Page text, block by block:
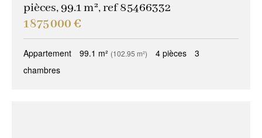
pièces, 99.1 m², ref 85466332
1 875 000 €
Appartement 99.1 m² (102.95 m²) 4 pièces
3
chambres